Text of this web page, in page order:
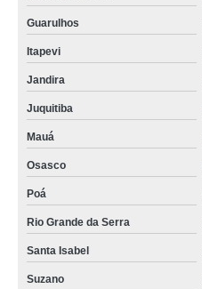
Guarulhos
Itapevi
Jandira
Juquitiba
Mauá
Osasco
Poá
Rio Grande da Serra
Santa Isabel
Suzano